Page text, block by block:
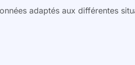
adaptés aux différentes